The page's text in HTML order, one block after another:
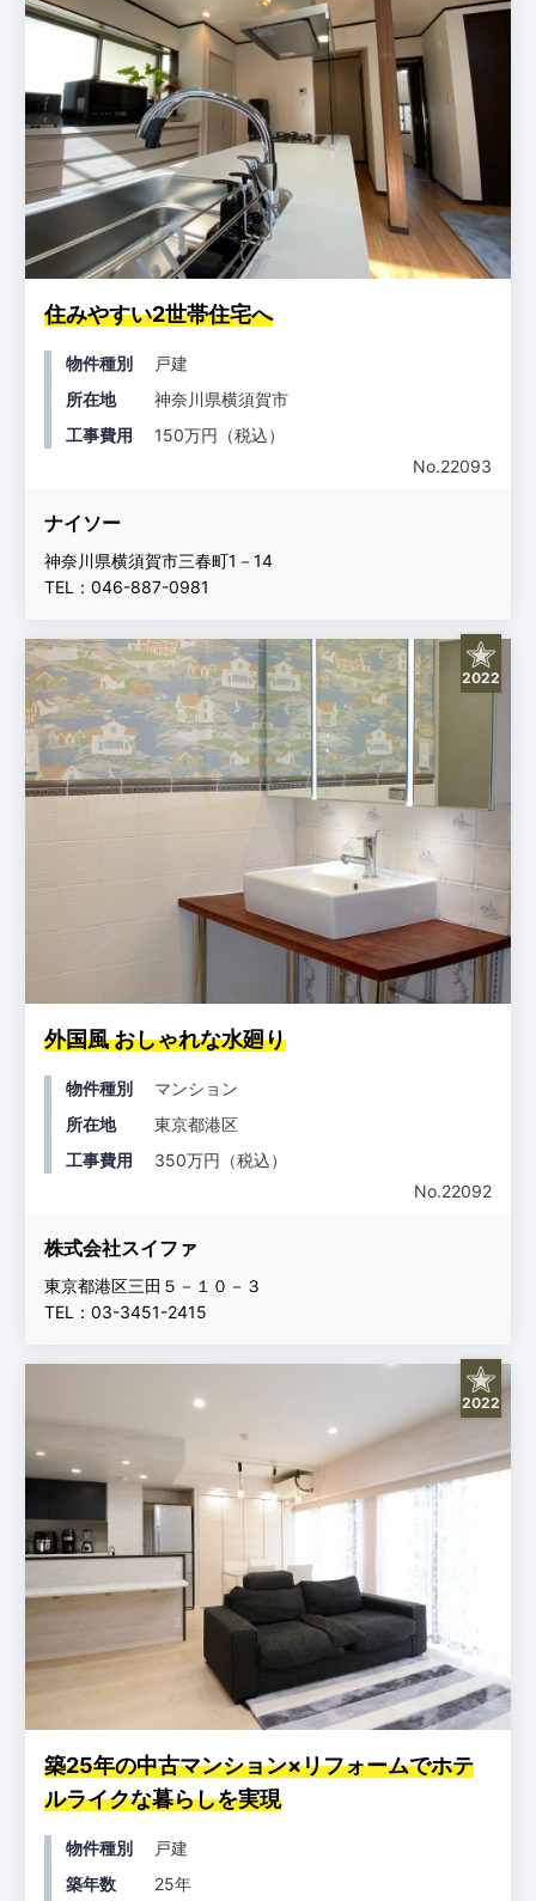
住みやすい2世帯住宅へ
物件種別
戸建
所在地
神奈川県横須賀市
工事費用
150万円（税込）
No.22093
ナイソー
神奈川県横須賀市三春町1－14
TEL：046-887-0981
2022
外国風 おしゃれな水廻り
物件種別
マンション
所在地
東京都港区
工事費用
350万円（税込）
No.22092
株式会社スイファ
東京都港区三田５－１０－３
TEL：03-3451-2415
2022
築25年の中古マンション×リフォームでホテ
ルライクな暮らしを実現
物件種別
戸建
築年数
25年